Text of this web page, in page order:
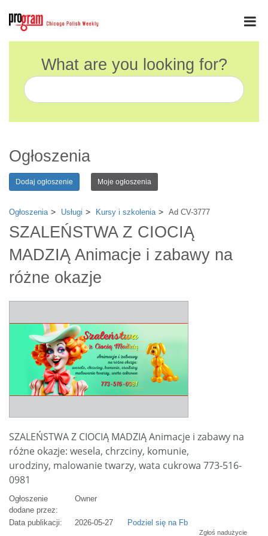
What are you looking for?
Ogłoszenia
Dodaj ogłoszenie Moje ogłoszenia
Ogłoszenia Usługi Kursy i szkolenia Ad CV-3777
SZALEŃSTWA Z CIOCIĄ
MADZIĄ Animacje i zabawy na
różne okazje
SZALEŃSTWA Z CIOCIĄ MADZIĄ Animacje i zabawy na
różne okazje: wesela, chrzciny, komunie,
urodziny, malowanie twarzy, wata cukrowa 773-516-
0981
Ogłoszenie
dodane przez:
Owner
Data publikacji: 2026-05-27 Podziel się na Fb
Zgłoś nadużycie